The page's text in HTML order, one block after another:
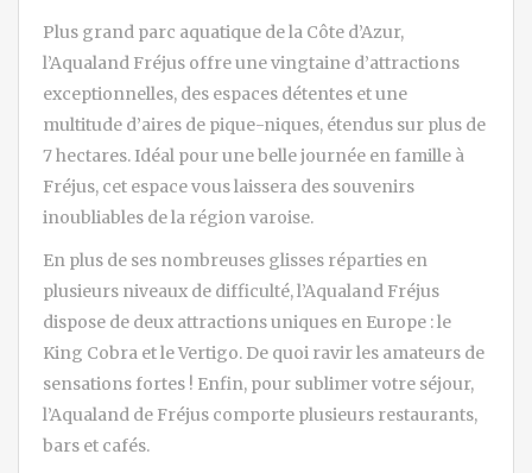
Plus grand parc aquatique de la Côte d’Azur,
l’Aqualand Fréjus offre une vingtaine d’attractions
exceptionnelles, des espaces détentes et une
multitude d’aires de pique-niques, étendus sur plus de
7 hectares. Idéal pour une belle journée en famille à
Fréjus, cet espace vous laissera des souvenirs
inoubliables de la région varoise.
En plus de ses nombreuses glisses réparties en
plusieurs niveaux de difficulté, l’Aqualand Fréjus
dispose de deux attractions uniques en Europe : le
King Cobra et le Vertigo. De quoi ravir les amateurs de
sensations fortes ! Enfin, pour sublimer votre séjour,
l’Aqualand de Fréjus comporte plusieurs restaurants,
bars et cafés.